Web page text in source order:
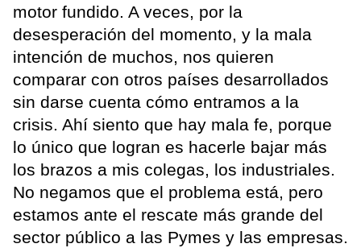
motor fundido. A veces, por la
desesperación del momento, y la mala
intención de muchos, nos quieren
comparar con otros países desarrollados
sin darse cuenta cómo entramos a la
crisis. Ahí siento que hay mala fe, porque
lo único que logran es hacerle bajar más
los brazos a mis colegas, los industriales.
No negamos que el problema está, pero
estamos ante el rescate más grande del
sector público a las Pymes y las empresas.